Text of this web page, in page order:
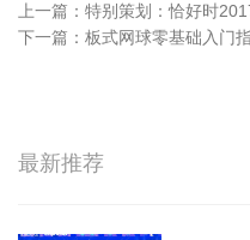
上一篇： 特别策划：恰好时
下一篇： 板式网球零基础入门
最新推荐